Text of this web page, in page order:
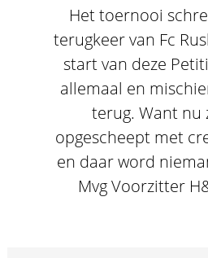
Het toernooi
terugkeer van Fc
start van deze
allemaal en
terug. Want nu
opgescheept met
en daar word
Mvg Voorzitter